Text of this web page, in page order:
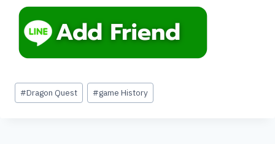
Post
Tags:
#Dragon Quest #game History